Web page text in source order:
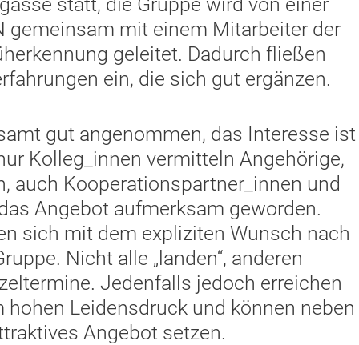
gemeinsam mit einem Mitarbeiter der
geleitet. Dadurch fließen
ein, die sich gut ergänzen.
gut angenommen, das Interesse ist
Kolleg_innen vermitteln Angehörige,
auch Kooperationspartner_innen und
Angebot aufmerksam geworden.
sich mit dem expliziten Wunsch nach
Nicht alle „landen“, anderen
Jedenfalls jedoch erreichen
Leidensdruck und können neben
Angebot setzen.